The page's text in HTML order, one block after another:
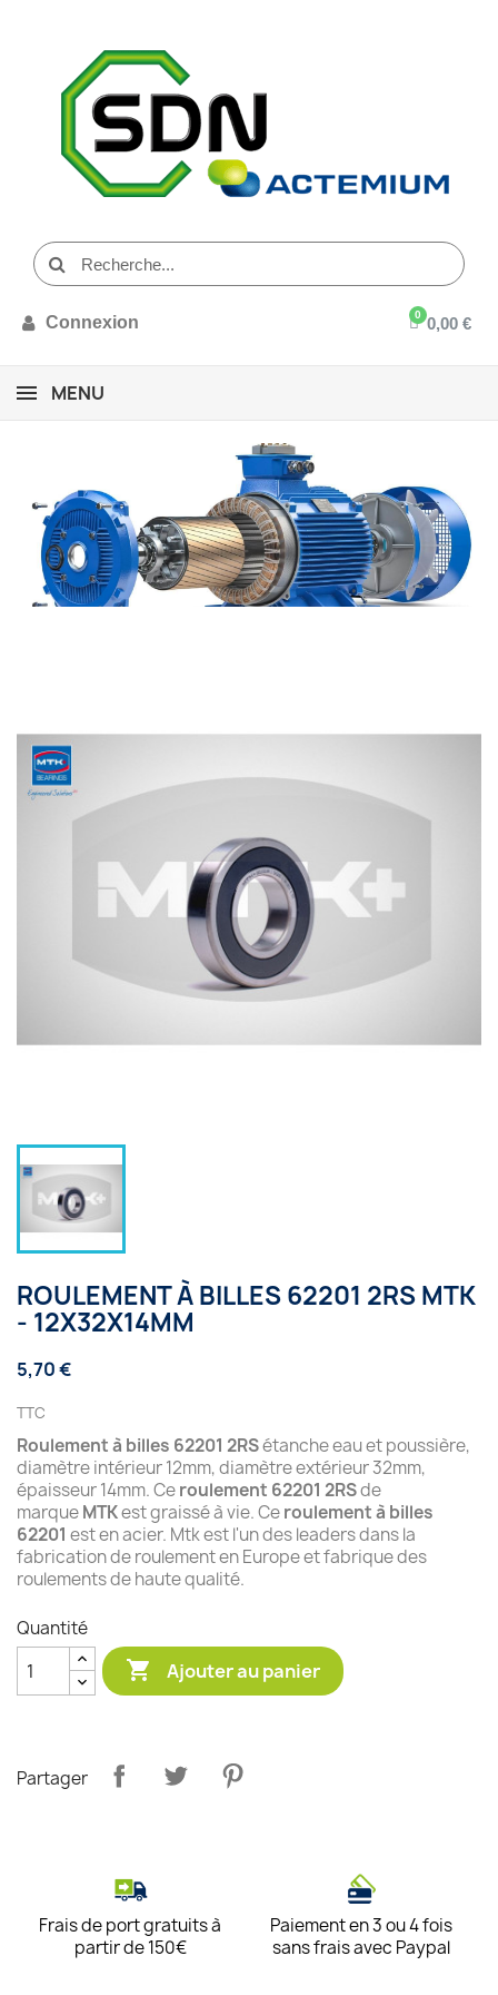
Connexion 0,00 €
MENU
ROULEMENT À BILLES 62201 2RS MTK
- 12X32X14MM
5,70 €
TTC
Roulement à billes 62201 2RSétanche eau et poussière,
diamètre intérieur 12mm, diamètre extérieur 32mm,
épaisseur 14mm. Ceroulement 62201 2RSde
marqueMTKest graissé à vie. Ceroulement à billes
62201 est en acier. Mtk est l'un des leaders dans la
fabrication de roulement en Europe et fabrique des
roulements de haute qualité.
Quantité
 Ajouter au panier
Partager
Frais de port gratuits à
partir de 150€
Paiement en 3 ou 4 fois
sans frais avec Paypal